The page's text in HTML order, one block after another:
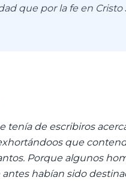
que por la fe en
tenía de escribiros
que
Porque algunos
habían sido